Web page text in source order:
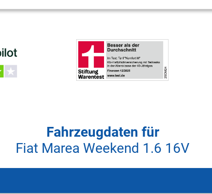
Fahrzeugdaten für
Fiat Marea Weekend 1.6 16V